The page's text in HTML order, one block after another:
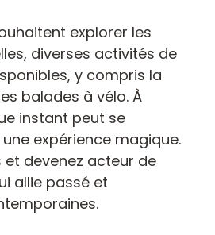
explorer les
diverses activités de
y compris la
balades à vélo. À
instant peut se
expérience magique.
et devenez acteur de
allie passé et